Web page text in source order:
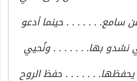
سامع. . . . . . . حينما أدعو
نشدو بها. . . . . . . ونُحيي
. . . . . . حفظ الروح